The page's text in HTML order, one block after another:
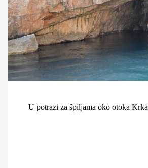
U potrazi za špiljama oko otoka Krka